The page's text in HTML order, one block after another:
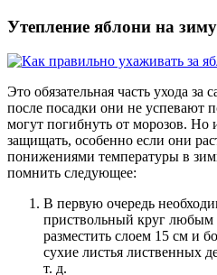
Утепление яблони на зиму
Это обязательная часть ухода за
после посадки они не успевают
могут погибнуть от морозов. Но
защищать, особенно если они
понижениями температуры в
помнить следующее:
В первую очередь
приствольный круг
разместить слоем 15 см и
сухие листья лиственных
т. д.